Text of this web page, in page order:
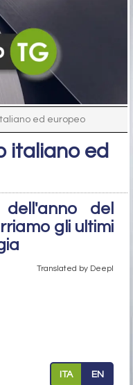
ed europeo
italiano ed
dell'anno del
gli ultimi
Translated by Deepl
ITA EN